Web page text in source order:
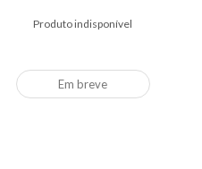
Produto indisponível
Em breve